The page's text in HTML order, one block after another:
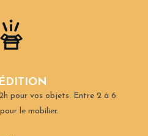
pour vos objets. Entre 2 à 6
le mobilier.